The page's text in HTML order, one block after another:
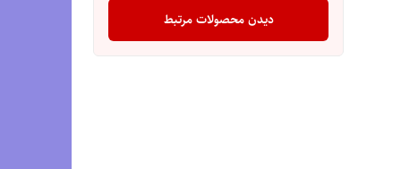
دیدن محصولات مرتبط